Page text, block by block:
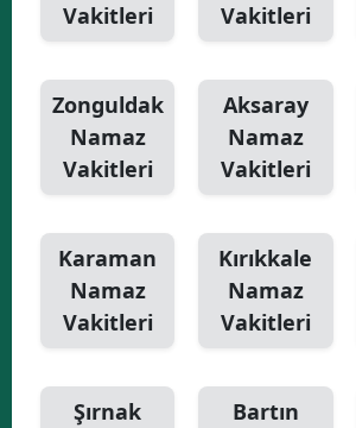
Vakitleri
Vakitleri
Zonguldak
Namaz
Vakitleri
Aksaray
Namaz
Vakitleri
Karaman
Namaz
Vakitleri
Kırıkkale
Namaz
Vakitleri
Şırnak
Bartın